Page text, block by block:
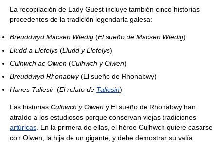
La recopilación de Lady Guest incluye también cinco historias
procedentes de la tradición legendaria galesa:
Breuddwyd Macsen Wledig (El sueño de Macsen Wledig)
Lludd a Llefelys (Lludd y Llefelys)
Culhwch ac Olwen (Culhwch y Olwen)
Breuddwyd Rhonabwy(El sueño de Rhonabwy)
Hanes Taliesin (El relato de Taliesin)
Las historias Culhwch y Olwen y El sueño de Rhonabwy han
atraído a los estudiosos porque conservan viejas tradiciones
artúricas . En la primera de ellas, el héroe Culhwch quiere casarse
con Olwen, la hija de un gigante, y debe demostrar su valía